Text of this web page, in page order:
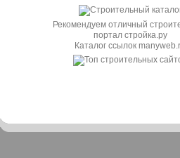
Рекомендуем отличный
портал стройка.ру
Каталог ссылок